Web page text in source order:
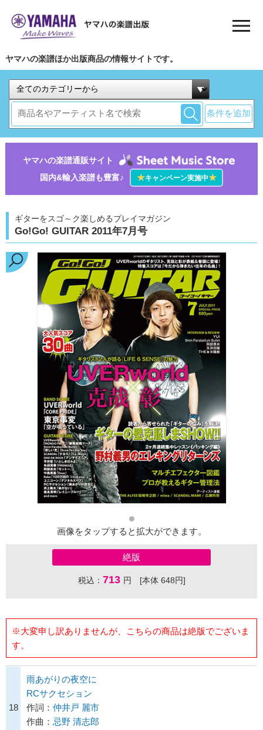
ヤマハの楽譜ほか出版商品の情報サイトです。
条件を追加
ヤマハの楽譜通販サイト
国内&輸入楽譜も豊富♪
★キャンペーン実施中★
ギターをスゴ～ク楽しめるプレイマガジン
Go!Go! GUITAR 2011年7月号
画像をタップすると拡大ができます。
絶版
税込： 713 円 [本体 648円]
※大変申し訳ありませんが、こちらの商品は絶版でございま
す。
18
雨あがりの夜空に
RCサクセション
作詞： 仲井戸 麗市
作曲： 忌野 清志郎